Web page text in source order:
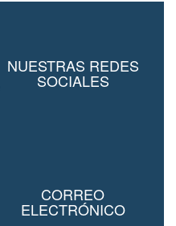
NUESTRAS REDES
SOCIALES
CORREO
ELECTRÓNICO